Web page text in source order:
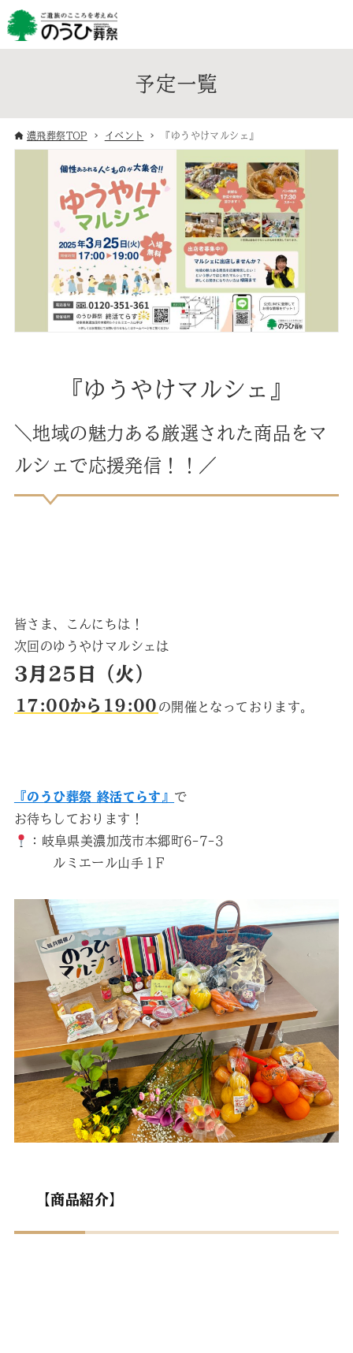
予定一覧
濃飛葬祭TOP イベント 『ゆうやけマルシェ』
『ゆうやけマルシェ』
＼地域の魅力ある厳選された商品をマ
ルシェで応援発信！！／
皆さま、こんにちは！
次回のゆうやけマルシェは
3月25日（火）
17:00から19:00 の開催となっております。
『のうひ葬祭 終活てらす』 で
お待ちしております！
：岐阜県美濃加茂市本郷町6-7-3
ルミエール山手１F
【商品紹介】